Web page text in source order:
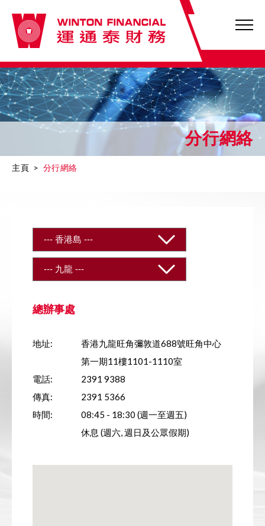
分行網絡
主頁 > 分行網絡
總辦事處
地址:
香港九龍旺角彌敦道688號旺角中心
第一期11樓1101-1110室
電話:
2391 9388
傳真:
2391 5366
時間:
08:45 - 18:30 (週一至週五)
休息 (週六, 週日及公眾假期)